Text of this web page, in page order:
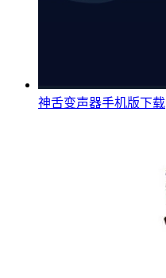
神舌变声器手机版下载